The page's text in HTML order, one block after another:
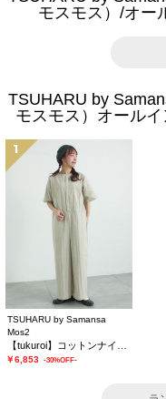
モスモス）/オー
TSUHARU by
モスモス）オール
1
TSUHARU by Samansa
Mos2
￥6,853 -30%OFF-